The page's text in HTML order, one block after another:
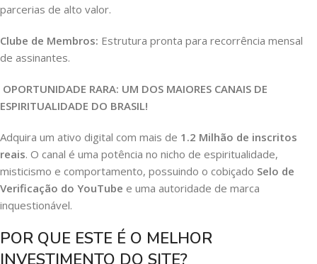
parcerias de alto valor.
Clube de Membros: Estrutura pronta para recorrência mensal
de assinantes.
OPORTUNIDADE RARA: UM DOS MAIORES CANAIS DE
ESPIRITUALIDADE DO BRASIL!
Adquira um ativo digital com mais de 1.2 Milhão de inscritos
reais. O canal é uma potência no nicho de espiritualidade,
misticismo e comportamento, possuindo o cobiçado Selo de
Verificação do YouTube e uma autoridade de marca
inquestionável.
POR QUE ESTE É O MELHOR
INVESTIMENTO DO SITE?